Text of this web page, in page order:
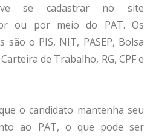
se cadastrar no site
ou por meio do PAT. Os
são o PIS, NIT, PASEP, Bolsa
de Trabalho, RG, CPF e
o candidato mantenha seu
ao PAT, o que pode ser